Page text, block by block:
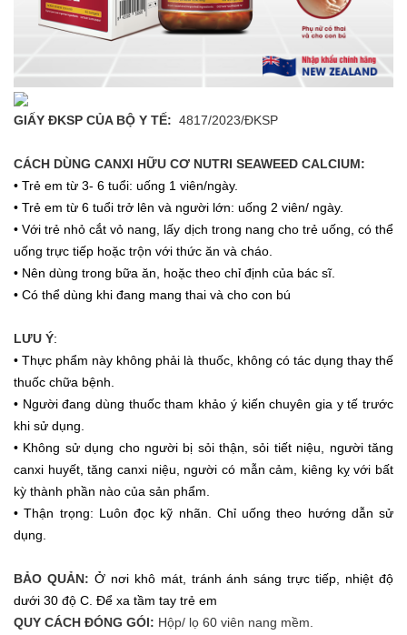
GIẤY ĐKSP CỦA BỘ Y TẾ: 4817/2023/ĐKSP
CÁCH DÙNG CANXI HỮU CƠ NUTRI SEAWEED CALCIUM:
• Trẻ em từ 3- 6 tuổi: uống 1 viên/ngày.
• Trẻ em từ 6 tuổi trở lên và người lớn: uống 2 viên/ ngày.
• Với trẻ nhỏ cắt vỏ nang, lấy dịch trong nang cho trẻ uống, có thể
uống trực tiếp hoặc trộn với thức ăn và cháo.
• Nên dùng trong bữa ăn, hoặc theo chỉ định của bác sĩ.
• Có thể dùng khi đang mang thai và cho con bú
LƯU Ý:
• Thực phẩm này không phải là thuốc, không có tác dụng thay thế
thuốc chữa bệnh.
• Người đang dùng thuốc tham khảo ý kiến chuyên gia y tế trước
khi sử dụng.
• Không sử dụng cho người bị sỏi thận, sỏi tiết niệu, người tăng
canxi huyết, tăng canxi niệu, người có mẫn cảm, kiêng kỵ với bất
kỳ thành phần nào của sản phẩm.
• Thận trọng: Luôn đọc kỹ nhãn. Chỉ uống theo hướng dẫn sử
dụng.
BẢO QUẢN: Ở nơi khô mát, tránh ánh sáng trực tiếp, nhiệt độ
dưới 30 độ C. Để xa tầm tay trẻ em
QUY CÁCH ĐÓNG GÓI: Hộp/ lọ 60 viên nang mềm.